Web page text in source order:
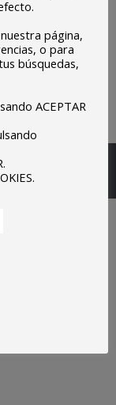
Olivenza.
página,
o para
búsquedas,
ACEPTAR